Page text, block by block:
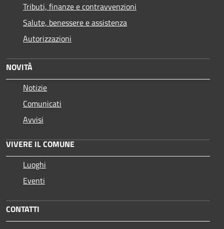
Tributi, finanze e contravvenzioni
Salute, benessere e assistenza
Autorizzazioni
NOVITÀ
Notizie
Comunicati
Avvisi
VIVERE IL COMUNE
Luoghi
Eventi
CONTATTI